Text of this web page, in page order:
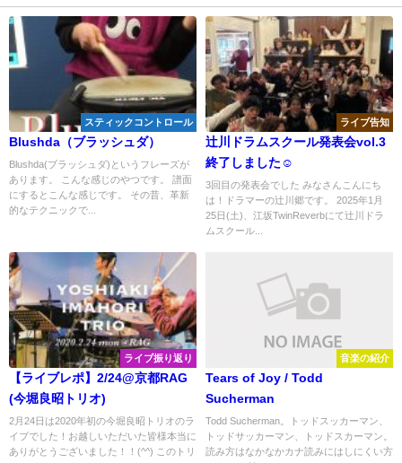
スティックコントロール
Blushda（ブラッシュダ）
Blushda(ブラッシュダ)というフレーズが
あります。 こんな感じのやつです。 譜面
にするとこんな感じです。 その昔、革新
的なテクニックで...
ライブ告知
辻川ドラムスクール発表会vol.3
終了しました☺
3回目の発表会でした みなさんこんにち
は！ドラマーの辻川郷です。 2025年1月
25日(土)、江坂TwinReverbにて辻川ドラ
ムスクール...
ライブ振り返り
【ライブレポ】2/24@京都RAG
(今堀良昭トリオ)
2月24日は2020年初の今堀良昭トリオのラ
イブでした！お越しいただいた皆様本当に
ありがとうございました！！(^^) このトリ
音楽の紹介
Tears of Joy / Todd
Sucherman
Todd Sucherman。トッドスッカーマン、
トッドサッカーマン、トッドスカーマン。
読み方はなかなかカナ読みにはしにくい方